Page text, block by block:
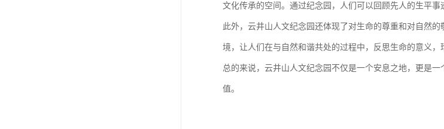
文化传承的空间。通过纪念园，人们可以回顾先人的生平
此外，云井山人文纪念园还体现了对生命的尊重和对自然
境，让人们在与自然和谐共处的过程中，反思生命的意义，
总的来说，云井山人文纪念园不仅是一个安息之地，更是
值。